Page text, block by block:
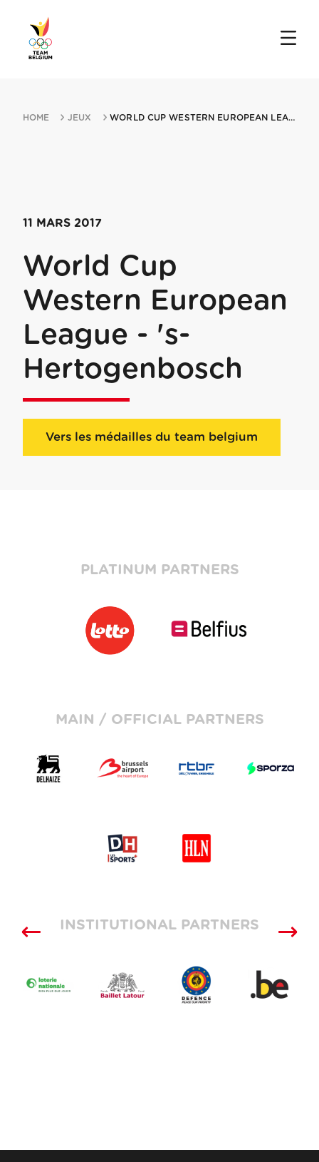
HOME JEUX WORLD CUP WESTERN EUROPEAN LEAGUE MIN SMIN HERTOGENBOSCH 11032017 SMIN H...
11 MARS 2017
World Cup
Western European
League - 's-
Hertogenbosch
Vers les médailles du team belgium
PLATINUM PARTNERS
MAIN / OFFICIAL PARTNERS
INSTITUTIONAL PARTNERS